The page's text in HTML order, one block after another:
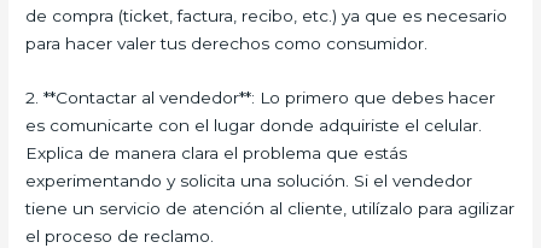
de compra (ticket, factura, recibo, etc.) ya que es necesario
para hacer valer tus derechos como consumidor.
2. **Contactar al vendedor**: Lo primero que debes hacer
es comunicarte con el lugar donde adquiriste el celular.
Explica de manera clara el problema que estás
experimentando y solicita una solución. Si el vendedor
tiene un servicio de atención al cliente, utilízalo para agilizar
el proceso de reclamo.